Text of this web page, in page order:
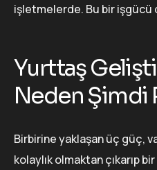
işletmelerde. Bu bir işgücü
Yurttaş
Neden Şimdi
Birbirine yaklaşan üç güç,
kolaylık olmaktan çıkarıp